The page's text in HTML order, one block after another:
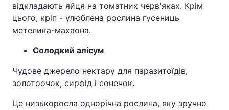
відкладають яйця на томатних черв'яках. Крім
цього, кріп - улюблена рослина гусениць
метелика-махаона.
Солодкий алісум
Чудове джерело нектару для паразитоїдів,
золотоочок, сирфід і сонечок.
Це низькоросла однорічна рослина, яку зручно